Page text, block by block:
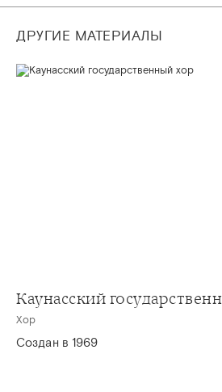
ДРУГИЕ МАТЕРИАЛЫ
Каунасский
Хор
Создан в 1969